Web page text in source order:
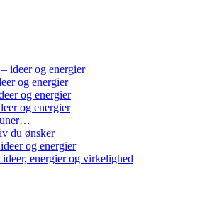
ideer og energier
og energier
og energier
og energier
du ønsker
og energier
energier og virkelighed